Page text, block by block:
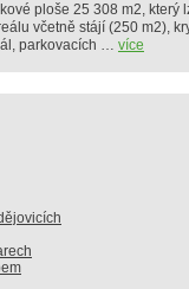
ploše 25 308 m2, který
včetně stájí (250 m2),
parkovacích … více